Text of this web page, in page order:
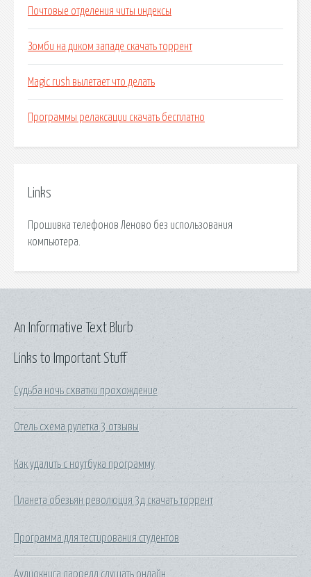
Почтовые отделения читы индексы
Зомби на диком западе скачать торрент
Magic rush вылетает что делать
Программы релаксации скачать бесплатно
Links
Прошивка телефонов Леново без использования
компьютера.
Links to Important Stuff
Судьба ночь схватки прохождение
Отель схема рулетка 3 отзывы
Как удалить с ноутбука программу
Планета обезьян революция 3д скачать торрент
Программа для тестирования студентов
Аудиокнига даррелл слушать онлайн
An Informative Text Blurb